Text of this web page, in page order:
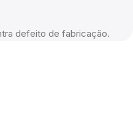
defeito de fabricação.